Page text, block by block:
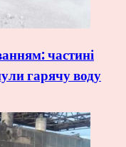
частині
гарячу воду